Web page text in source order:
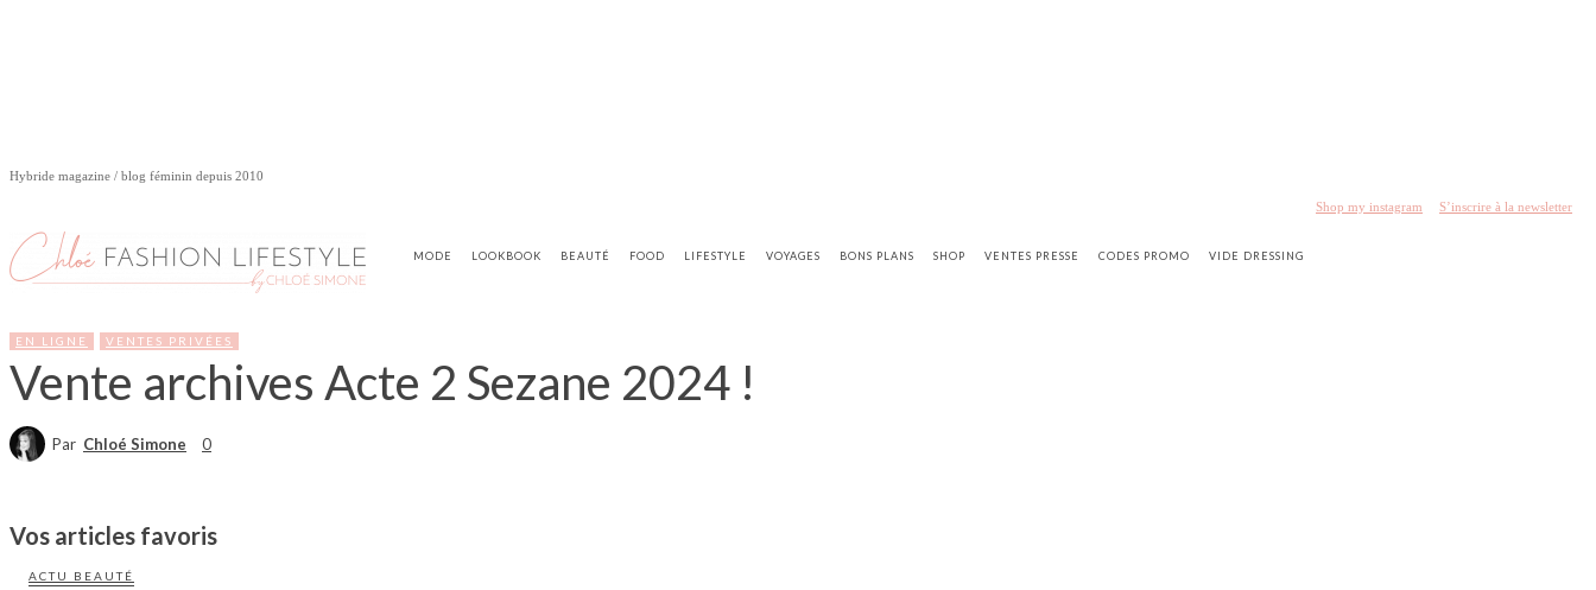
Hybride magazine / blog féminin depuis 2010
Shop my instagram S’inscrire à la newsletter
MODE LOOKBOOK BEAUTÉ FOOD LIFESTYLE VOYAGES BONS PLANS SHOP VENTES PRESSE CODES PROMO VIDE DRESSING
EN LIGNE VENTES PRIVÉES
Vente archives Acte 2 Sezane 2024 !
Par Chloé Simone 0
Vos articles favoris
ACTU BEAUTÉ